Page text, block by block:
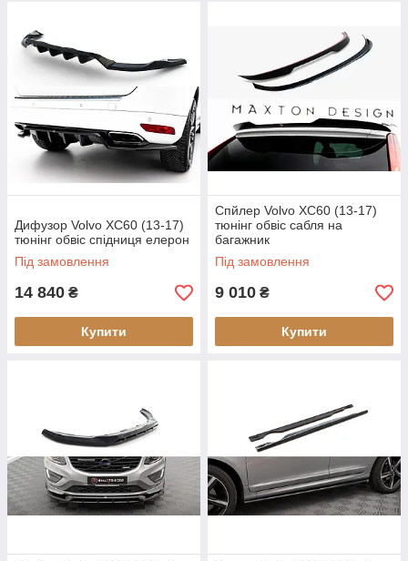
Дифузор Volvo XC60 (13-17)
тюнінг обвіс спідниця елерон
Під замовлення
14 840 ₴
Купити
Спйлер Volvo XC60 (13-17)
тюнінг обвіс сабля на
багажник
Під замовлення
9 010 ₴
Купити